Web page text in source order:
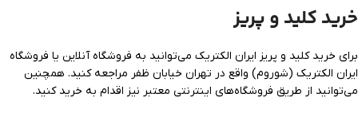
خرید کلید و پریز
برای خرید کلید و پریز ایران الکتریک می‌توانید به فروشگاه آنلاین یا فروشگاه
ایران الکتریک (شوروم) واقع در تهران خیابان ظفر مراجعه کنید. همچنین
می‌توانید از طریق فروشگاه‌های اینترنتی معتبر نیز اقدام به خرید کنید.